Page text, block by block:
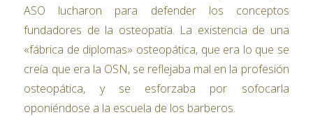
ASO lucharon para defender los conceptos
fundadores de la osteopatía. La existencia de una
«fábrica de diplomas» osteopática, que era lo que se
creía que era la OSN, se reflejaba mal en la profesión
osteopática, y se esforzaba por sofocarla
oponiéndose a la escuela de los barberos.